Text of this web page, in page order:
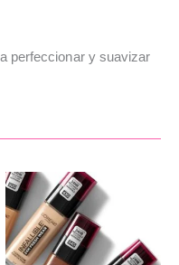
perfeccionar y suavizar